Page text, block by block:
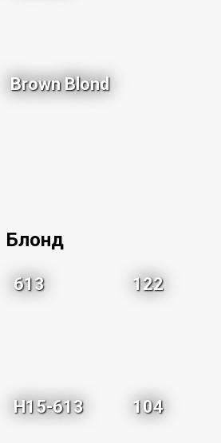
Brown Blond
Блонд
613 122
H15-613 104